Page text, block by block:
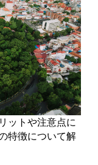
ットや注意点に
特徴について解